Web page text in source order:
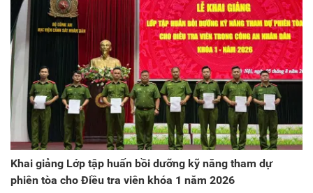
Khai giảng Lớp tập huấn bồi dưỡng kỹ năng tham dự
phiên tòa cho Điều tra viên khóa 1 năm 2026